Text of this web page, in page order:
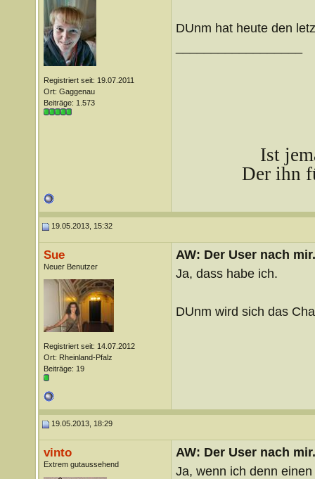
Registriert seit: 19.07.2011
Ort: Gaggenau
Beiträge: 1.573
DUnm hat heute den
Ist
Der ihn
19.05.2013, 15:32
Sue
Neuer Benutzer
Registriert seit: 14.07.2012
Ort: Rheinland-Pfalz
Beiträge: 19
AW: Der User nach
Ja, dass habe ich.
DUnm wird sich das
19.05.2013, 18:29
vinto
Extrem gutaussehend
AW: Der User nach
Ja, wenn ich denn